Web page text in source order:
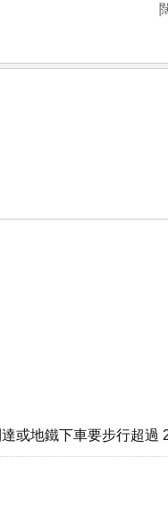
或地鐵下車要步行超過